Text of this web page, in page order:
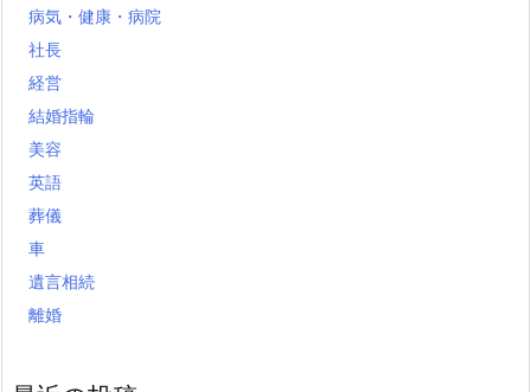
病気・健康・病院
社長
経営
結婚指輪
美容
英語
葬儀
車
遺言相続
離婚